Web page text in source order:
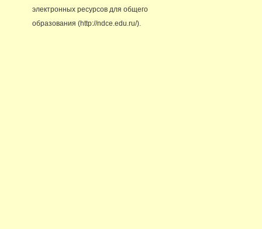
электронных ресурсов для общего
образования (http://ndce.edu.ru/).